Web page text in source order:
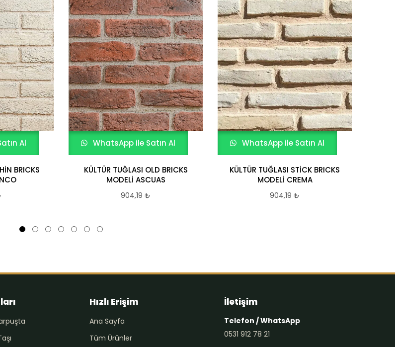
Al
BRICKS
WhatsApp ile Satın Al
KÜLTÜR TUĞLASI OLD BRICKS
MODELİ ASCUAS
904,19 ₺
WhatsApp ile Satın Al
KÜLTÜR TUĞLASI STİCK BRICKS
MODELİ CREMA
904,19 ₺
Hızlı Erişim
Ana Sayfa
Tüm Ürünler
İletişim
Telefon / WhatsApp
0531 912 78 21